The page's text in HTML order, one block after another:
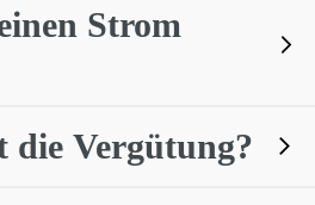
Strom
die Vergütung?